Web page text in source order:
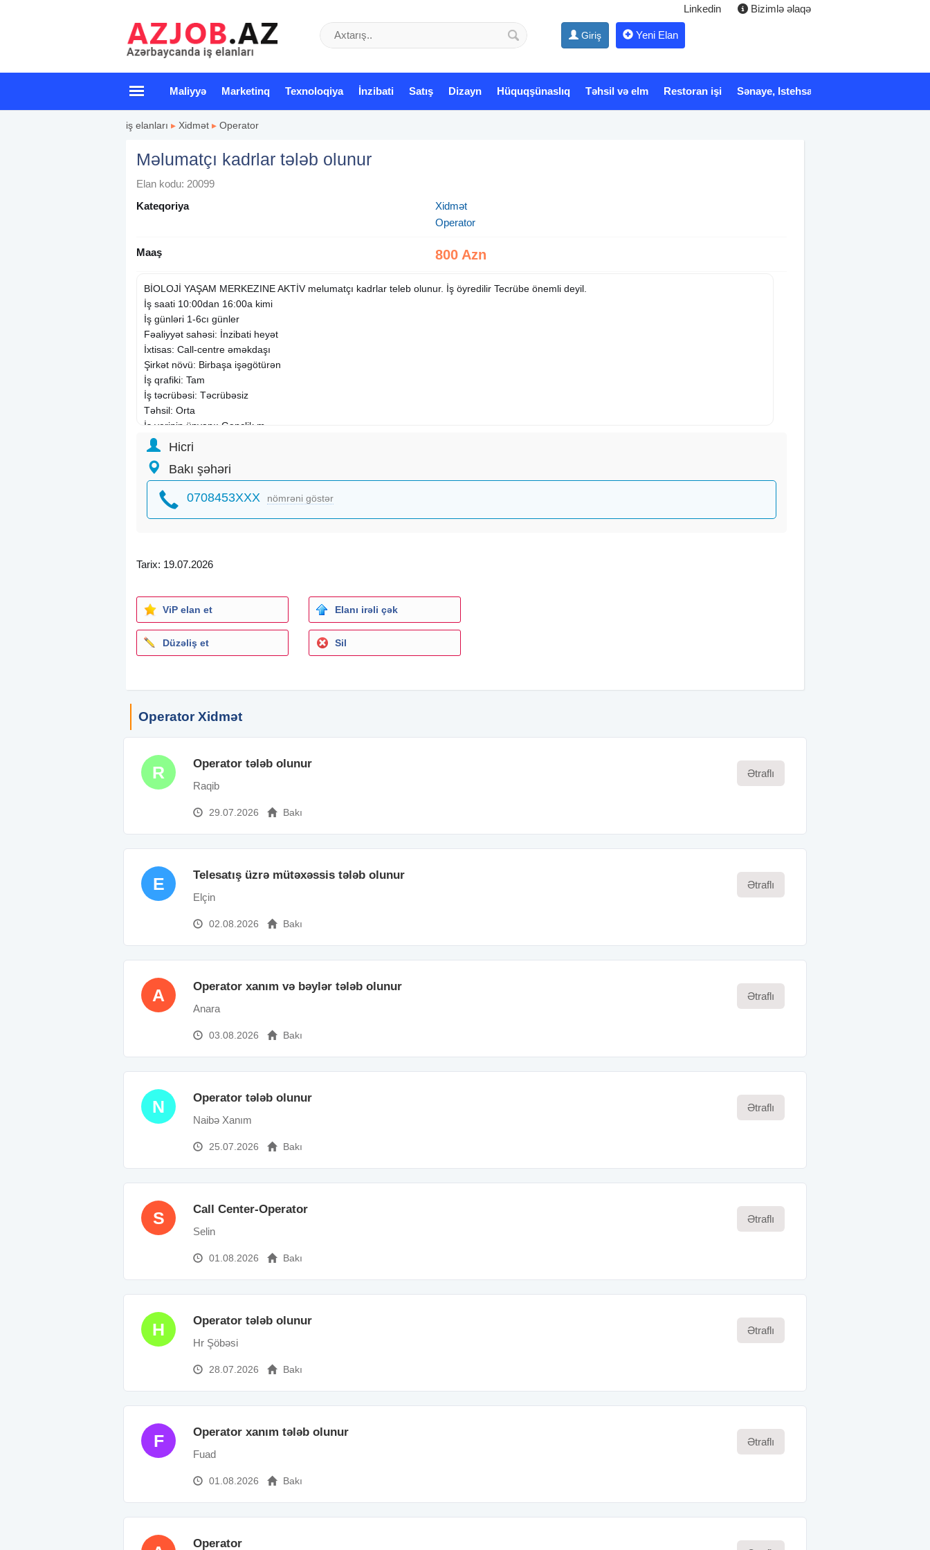
Linkedin Bizimlə əlaqə
Giriş Yeni Elan
Maliyyə Marketinq Texnoloqiya İnzibati Satış Dizayn Hüquqşünaslıq Təhsil və elm Restoran işi Sənaye, Istehsalat
iş elanları ▸ Xidmət ▸ Operator
Məlumatçı kadrlar tələb olunur
Elan kodu: 20099
Kateqoriya
Xidmət
Operator
Maaş 800 Azn
BİOLOJİ YAŞAM MERKEZINE AKTİV melumatçı kadrlar teleb olunur. İş öyredilir Tecrübe önemli deyil.
İş saati 10:00dan 16:00a kimi
İş günləri 1-6cı günler
Fəaliyyət sahəsi: İnzibati heyət
İxtisas: Call-centre əməkdaşı
Şirkət növü: Birbaşa işəgötürən
İş qrafiki: Tam
İş təcrübəsi: Təcrübəsiz
Təhsil: Orta
İş yerinin ünvanı: Gənclik m.
Hicri
Bakı şəhəri
0708453XXX nömrəni göstər
Tarix: 19.07.2026
ViP elan et Elanı irəli çək
Düzəliş et Sil
Operator Xidmət
R Operator tələb olunur
Raqib
29.07.2026 Bakı
Ətraflı
E Telesatış üzrə mütəxəssis tələb olunur
Elçin
02.08.2026 Bakı
Ətraflı
A Operator xanım və bəylər tələb olunur
Anara
03.08.2026 Bakı
Ətraflı
N Operator tələb olunur
Naibə Xanım
25.07.2026 Bakı
Ətraflı
S Call Center-Operator
Selin
01.08.2026 Bakı
Ətraflı
H Operator tələb olunur
Hr Şöbəsi
28.07.2026 Bakı
Ətraflı
F Operator xanım tələb olunur
Fuad
01.08.2026 Bakı
Ətraflı
Operator